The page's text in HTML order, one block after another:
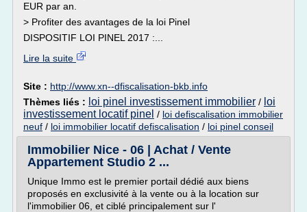
EUR par an.
> Profiter des avantages de la loi Pinel
DISPOSITIF LOI PINEL 2017 :...
Lire la suite
Site : http://www.xn--dfiscalisation-bkb.info
Thèmes liés : loi pinel investissement immobilier / loi
investissement locatif pinel / loi defiscalisation immobilier
neuf / loi immobilier locatif defiscalisation / loi pinel conseil
Immobilier Nice - 06 | Achat / Vente
Appartement Studio 2 ...
Unique Immo est le premier portail dédié aux biens
proposés en exclusivité à la vente ou à la location sur
l'immobilier 06, et ciblé principalement sur l'